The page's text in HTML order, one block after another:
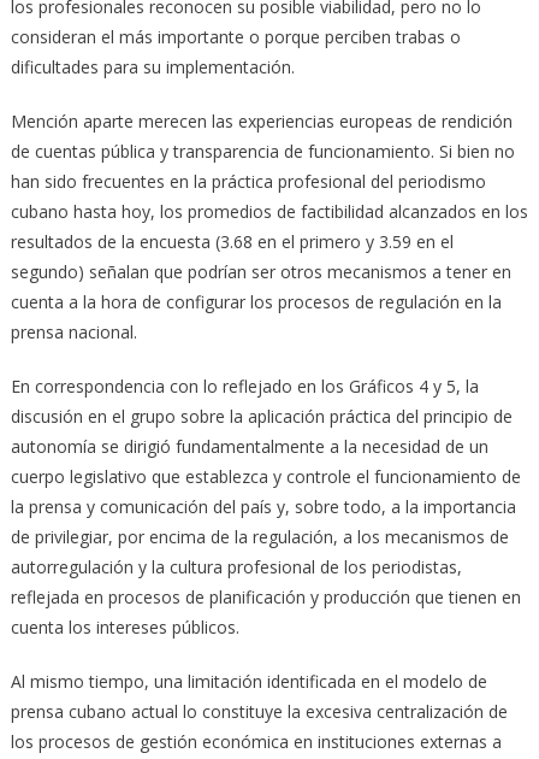
los profesionales reconocen su posible viabilidad, pero no lo
consideran el más importante o porque perciben trabas o
dificultades para su implementación.
Mención aparte merecen las experiencias europeas de rendición
de cuentas pública y transparencia de funcionamiento. Si bien no
han sido frecuentes en la práctica profesional del periodismo
cubano hasta hoy, los promedios de factibilidad alcanzados en los
resultados de la encuesta (3.68 en el primero y 3.59 en el
segundo) señalan que podrían ser otros mecanismos a tener en
cuenta a la hora de configurar los procesos de regulación en la
prensa nacional.
En correspondencia con lo reflejado en los Gráficos 4 y 5, la
discusión en el grupo sobre la aplicación práctica del principio de
autonomía se dirigió fundamentalmente a la necesidad de un
cuerpo legislativo que establezca y controle el funcionamiento de
la prensa y comunicación del país y, sobre todo, a la importancia
de privilegiar, por encima de la regulación, a los mecanismos de
autorregulación y la cultura profesional de los periodistas,
reflejada en procesos de planificación y producción que tienen en
cuenta los intereses públicos.
Al mismo tiempo, una limitación identificada en el modelo de
prensa cubano actual lo constituye la excesiva centralización de
los procesos de gestión económica en instituciones externas a